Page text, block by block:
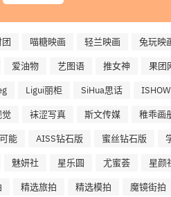
喵糖映画 轻兰映画 兔玩映
爱油物 艺图语 推女神 果团
Ligui丽柜 SiHua思话
袜涩写真 斯文传媒 稚乖画
能 AISS钻石版 蜜丝钻石版
魅妍社 星乐圆 尤蜜荟 星颜
精选旅拍 精选模拍 魔镜街拍